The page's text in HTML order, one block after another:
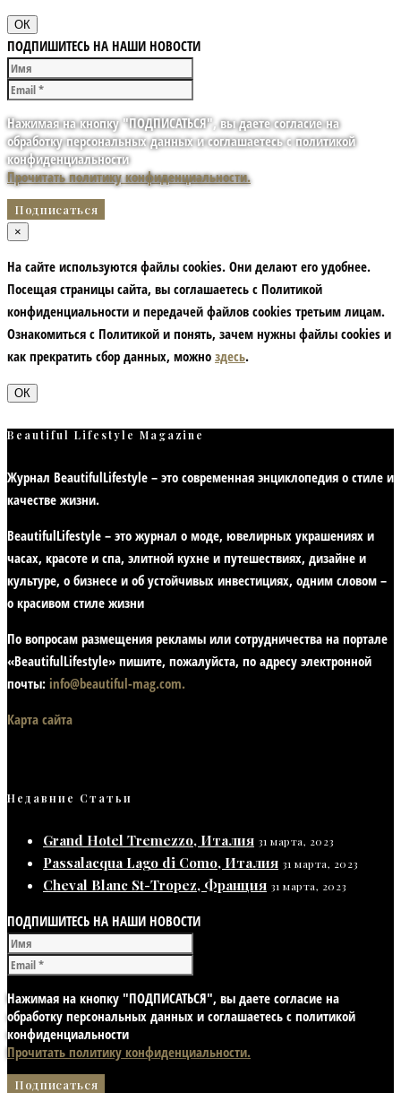
ОК
ПОДПИШИТЕСЬ НА НАШИ НОВОСТИ
Нажимая на кнопку "ПОДПИСАТЬСЯ", вы даете согласие на
обработку персональных данных и соглашаетесь с политикой
конфиденциальности
Прочитать политику конфиденциальности.
×
На сайте используются файлы cookies. Они делают его удобнее.
Посещая страницы сайта, вы соглашаетесь с Политикой
конфиденциальности и передачей файлов cookies третьим лицам.
Ознакомиться с Политикой и понять, зачем нужны файлы сookies и
как прекратить сбор данных, можно здесь.
ОК
Beautiful Lifestyle Magazine
Журнал BeautifulLifestyle – это современная энциклопедия о стиле и
качестве жизни.
BeautifulLifestyle – это журнал о моде, ювелирных украшениях и
часах, красоте и спа, элитной кухне и путешествиях, дизайне и
культуре, о бизнесе и об устойчивых инвестициях, одним словом –
о красивом стиле жизни
По вопросам размещения рекламы или сотрудничества на портале
«BeautifulLifestyle» пишите, пожалуйста, по адресу электронной
почты: info@beautiful-mag.com.
Карта сайта
Недавние Статьи
Grand Hotel Tremezzo, Италия 31 марта, 2023
Passalacqua Lago di Como, Италия 31 марта, 2023
Cheval Blanc St-Tropez, Франция 31 марта, 2023
ПОДПИШИТЕСЬ НА НАШИ НОВОСТИ
Нажимая на кнопку "ПОДПИСАТЬСЯ", вы даете согласие на
обработку персональных данных и соглашаетесь с политикой
конфиденциальности
Прочитать политику конфиденциальности.